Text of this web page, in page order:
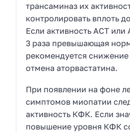
трансаминаз их
контролировать вплоть
Если активность АСТ или
3 раза превышающая
рекомендуется
отмена аторвастатина.
При появлении на фоне
симптомов миопатии
активность КФК. Если
повышение уровня КФК